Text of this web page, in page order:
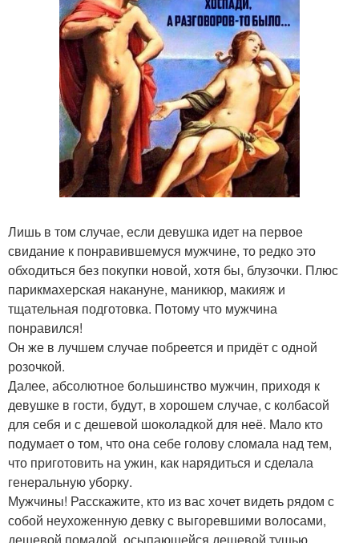
Лишь в том случае, если девушка идет на первое
свидание к понравившемуся мужчине, то редко это
обходиться без покупки новой, хотя бы, блузочки. Плюс
парикмахерская накануне, маникюр, макияж и
тщательная подготовка. Потому что мужчина
понравился!
Он же в лучшем случае побреется и придёт с одной
розочкой.
Далее, абсолютное большинство мужчин, приходя к
девушке в гости, будут, в хорошем случае, с колбасой
для себя и с дешевой шоколадкой для неё. Мало кто
подумает о том, что она себе голову сломала над тем,
что приготовить на ужин, как нарядиться и сделала
генеральную уборку.
Мужчины! Расскажите, кто из вас хочет видеть рядом с
собой неухоженную девку с выгоревшими волосами,